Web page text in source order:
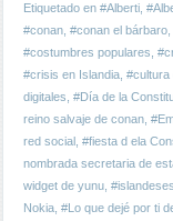
Etiquetado en #Alberti
#conan #conan el bárbaro
#costumbres populares
#crisis en Islandia #cultura
digitales #Día de la
reino salvaje de conan
red social #fiesta d ela
nombrada secretaria de
widget de yunu
Nokia #Lo que dejé por ti